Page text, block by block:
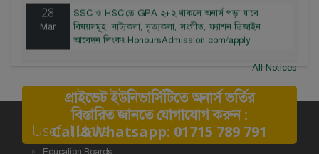
28
Mar
SSC ও HSC'তে GPA ২+২ থাকলে অনার্স পড়া যাবে।
বিষয়সমূহ: নাট্যকলা, নৃত্যকলা, সংগীত, ফ্যাশন ডিজাইন।
আবেদন লিংকঃ HonoursAdmission.com/apply
All Notices
প্রাইভেট ইউনিভার্সিটিতে অনার্স ভর্তির
বিস্তারিত জানতে যোগাযোগ করুন :
Call&Whatsapp: 01715 789 791
Useful Links